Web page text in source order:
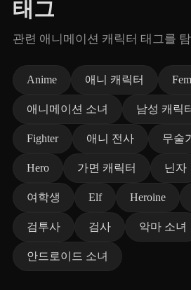
태그
관련 애니메이션 캐릭터 태그를
Anime 애니 캐릭터
애니메이션 소녀 남성 캐릭
Fighter 애니 전사 무술
Hero 가면 캐릭터 닌자
여학생 Elf Heroine
검투사 검사 악마 소녀
안드로이드 소녀